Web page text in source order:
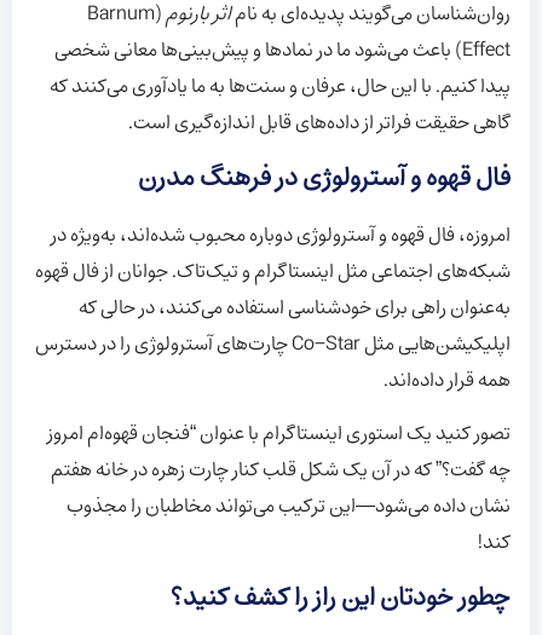
روان‌شناسان می‌گویند پدیده‌ای به ناماثر بارنوم (Barnum
Effect) باعث می‌شود ما در نمادها و پیش‌بینی‌ها معانی شخصی
پیدا کنیم. با این حال، عرفان و سنت‌ها به ما یادآوری می‌کنند که
گاهی حقیقت فراتر از داده‌های قابل اندازه‌گیری است.
فال قهوه و آسترولوژی در فرهنگ مدرن
امروزه، فال قهوه و آسترولوژی دوباره محبوب شده‌اند، به‌ویژه در
شبکه‌های اجتماعی مثل اینستاگرام و تیک‌تاک. جوانان از فال قهوه
به‌عنوان راهی برای خودشناسی استفاده می‌کنند، در حالی که
اپلیکیشن‌هایی مثل Co-Star چارت‌های آسترولوژی را در دسترس
همه قرار داده‌اند.
تصور کنید یک استوری اینستاگرام با عنوان “فنجان قهوه‌ام امروز
چه گفت؟” که در آن یک شکل قلب کنار چارت زهره در خانه هفتم
نشان داده می‌شود—این ترکیب می‌تواند مخاطبان را مجذوب
کند!
چطور خودتان این راز را کشف کنید؟